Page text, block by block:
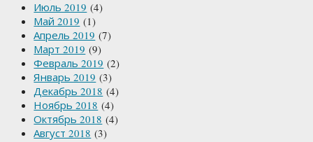
Июль 2019 (4)
Май 2019 (1)
Апрель 2019 (7)
Март 2019 (9)
Февраль 2019 (2)
Январь 2019 (3)
Декабрь 2018 (4)
Ноябрь 2018 (4)
Октябрь 2018 (4)
Август 2018 (3)